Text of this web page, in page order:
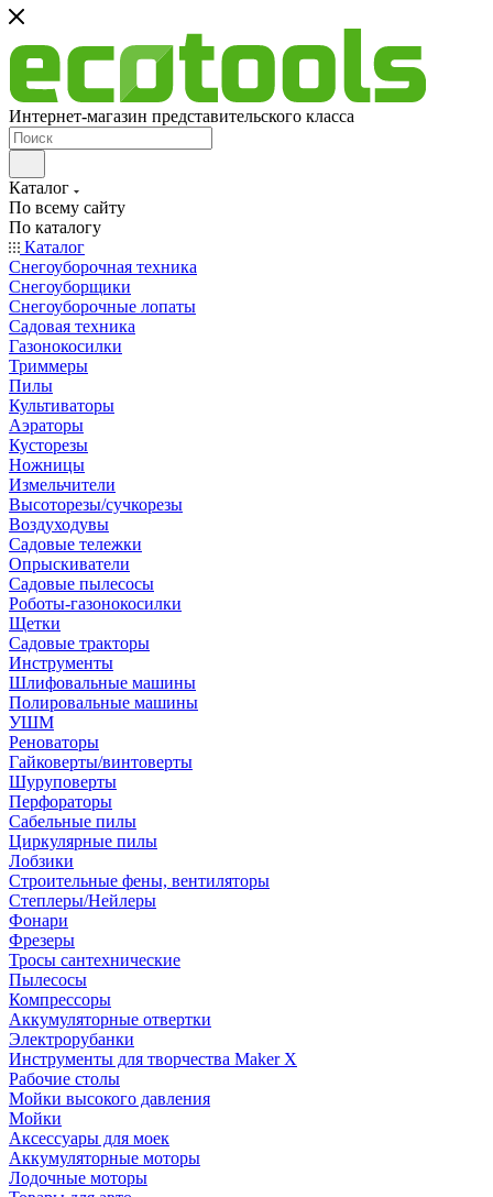
Интернет-магазин представительского класса
Каталог
По всему сайту
По каталогу
Каталог
Снегоуборочная техника
Снегоуборщики
Снегоуборочные лопаты
Садовая техника
Газонокосилки
Триммеры
Пилы
Культиваторы
Аэраторы
Кусторезы
Ножницы
Измельчители
Высоторезы/сучкорезы
Воздуходувы
Садовые тележки
Опрыскиватели
Садовые пылесосы
Роботы-газонокосилки
Щетки
Садовые тракторы
Инструменты
Шлифовальные машины
Полировальные машины
УШМ
Реноваторы
Гайковерты/винтоверты
Шуруповерты
Перфораторы
Сабельные пилы
Циркулярные пилы
Лобзики
Строительные фены, вентиляторы
Степлеры/Нейлеры
Фонари
Фрезеры
Тросы сантехнические
Пылесосы
Компрессоры
Аккумуляторные отвертки
Электрорубанки
Инструменты для творчества Maker X
Рабочие столы
Мойки высокого давления
Мойки
Аксессуары для моек
Аккумуляторные моторы
Лодочные моторы